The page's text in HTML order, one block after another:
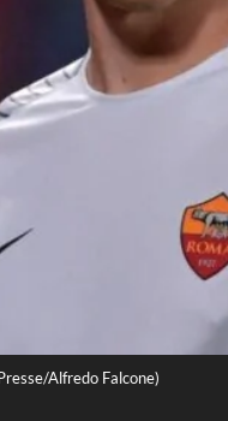
Alfredo Falcone)